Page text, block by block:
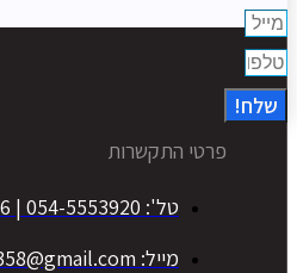
שלח!
פרטי התקשרות
טל': 054-5553920 | 08-6788816
מייל: pitronot358@gmail.com